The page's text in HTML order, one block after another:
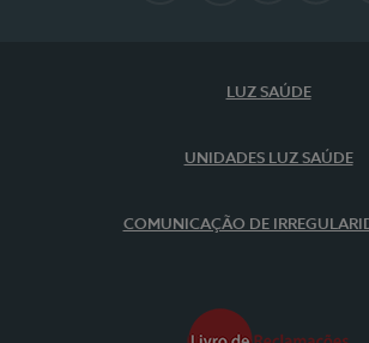
LUZ SAÚDE
UNIDADES LUZ SAÚDE
COMUNICAÇÃO DE